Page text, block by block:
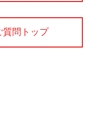
質問トップ